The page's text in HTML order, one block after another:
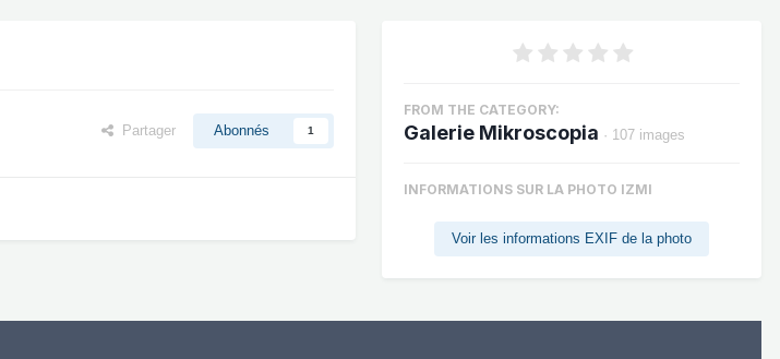
Partager Abonnés 1
FROM THE CATEGORY:
Galerie Mikroscopia · 107 images
INFORMATIONS SUR LA PHOTO IZMI
Voir les informations EXIF de la photo